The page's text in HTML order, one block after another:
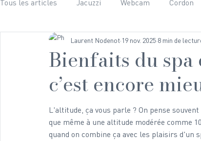
Tous les articles Jacuzzi Webcam Cordon
Bien-être Ski Randonnées Adrénaline
Hiver Photographie Team
Bienfaits du
c’est encore
Laurent Nodenot 19 nov. 2025 8 min de
L'altitude, ça vous parle ? On pense
que même à une altitude modérée comme
quand on combine ça avec les plaisirs d'un